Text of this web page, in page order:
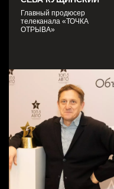
Главный продюсер
телеканала «ТОЧКА
ОТРЫВА»